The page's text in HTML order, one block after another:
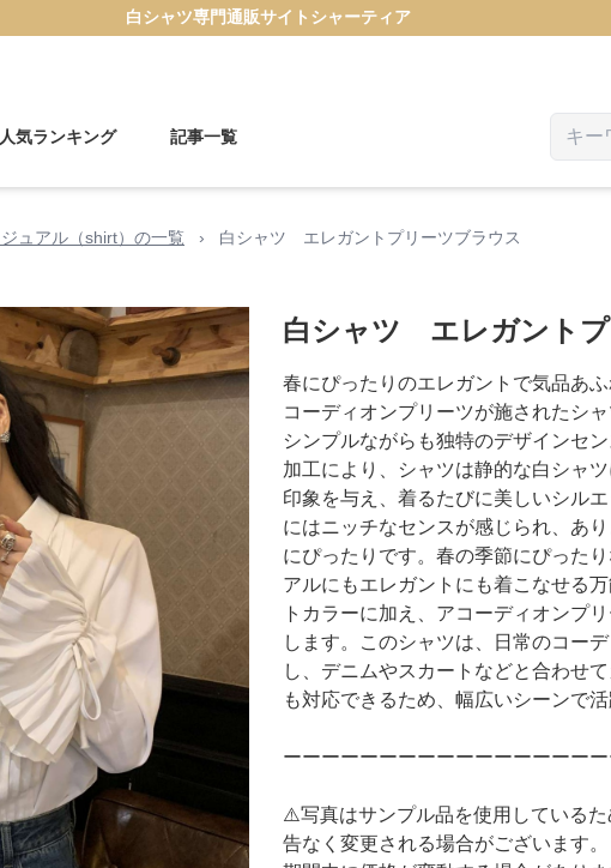
白シャツ専門通販サイト シャーティア
人気ランキング 記事一覧
ジュアル（shirt）の一覧 › 白シャツ エレガントプリーツブラウス
白シャツ エレガントプ
春にぴったりのエレガントで気品あ
コーディオンプリーツが施されたシ
シンプルながらも独特のデザインセ
加工により、シャツは静的な白シャ
印象を与え、着るたびに美しいシル
にはニッチなセンスが感じられ、あ
にぴったりです。春の季節にぴった
アルにもエレガントにも着こなせる
トカラーに加え、アコーディオンプ
します。このシャツは、日常のコー
し、デニムやスカートなどと合わせ
も対応できるため、幅広いシーンで活
ーーーーーーーーーーーーーーーー
⚠️写真はサンプル品を使用している
告なく変更される場合がございます